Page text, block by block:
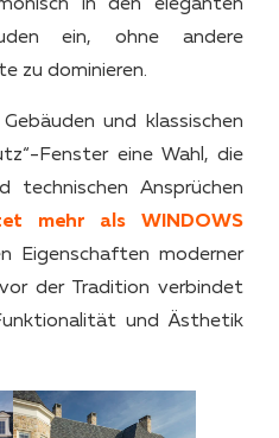
in den eleganten
ein, ohne andere
zu dominieren.
und klassischen
Fenster eine Wahl, die
technischen Ansprüchen
mehr als WINDOWS
Eigenschaften moderner
der Tradition verbindet
und Ästhetik